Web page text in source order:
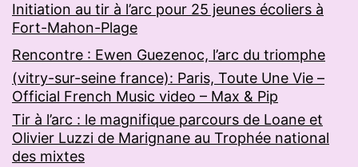
Initiation au tir à l’arc pour 25 jeunes écoliers à
Fort-Mahon-Plage
Rencontre : Ewen Guezenoc, l’arc du triomphe
(vitry-sur-seine france): Paris, Toute Une Vie –
Official French Music video – Max & Pip
Tir à l’arc : le magnifique parcours de Loane et
Olivier Luzzi de Marignane au Trophée national
des mixtes